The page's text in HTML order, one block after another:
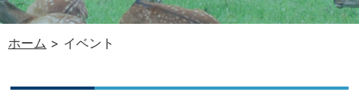
ホーム > イベント